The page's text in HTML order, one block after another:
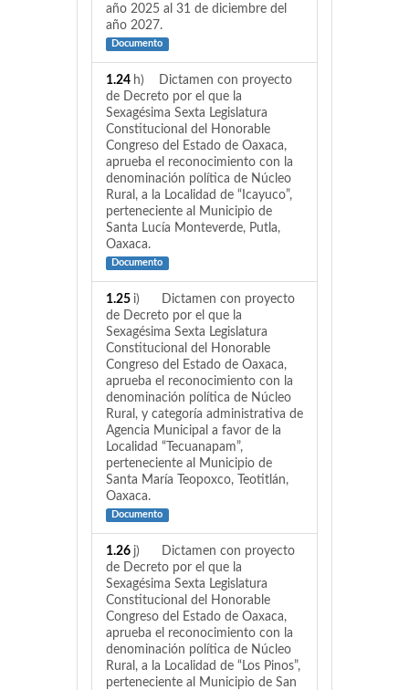
año 2025 al 31 de diciembre del
año 2027.
Documento
1.24 h) Dictamen con proyecto
de Decreto por el que la
Sexagésima Sexta Legislatura
Constitucional del Honorable
Congreso del Estado de Oaxaca,
aprueba el reconocimiento con la
denominación política de Núcleo
Rural, a la Localidad de “Icayuco”,
perteneciente al Municipio de
Santa Lucía Monteverde, Putla,
Oaxaca.
Documento
1.25 i) Dictamen con proyecto
de Decreto por el que la
Sexagésima Sexta Legislatura
Constitucional del Honorable
Congreso del Estado de Oaxaca,
aprueba el reconocimiento con la
denominación política de Núcleo
Rural, y categoría administrativa de
Agencia Municipal a favor de la
Localidad “Tecuanapam”,
perteneciente al Municipio de
Santa María Teopoxco, Teotitlán,
Oaxaca.
Documento
1.26 j) Dictamen con proyecto
de Decreto por el que la
Sexagésima Sexta Legislatura
Constitucional del Honorable
Congreso del Estado de Oaxaca,
aprueba el reconocimiento con la
denominación política de Núcleo
Rural, a la Localidad de “Los Pinos”,
perteneciente al Municipio de San